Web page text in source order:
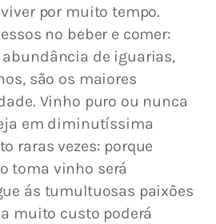
por muito tempo.
no beber e comer:
abundância de iguarias,
são os maiores
Vinho puro ou nunca
em diminutíssima
raras vezes: porque
toma vinho será
ás tumultuosas paixões
muito custo poderá